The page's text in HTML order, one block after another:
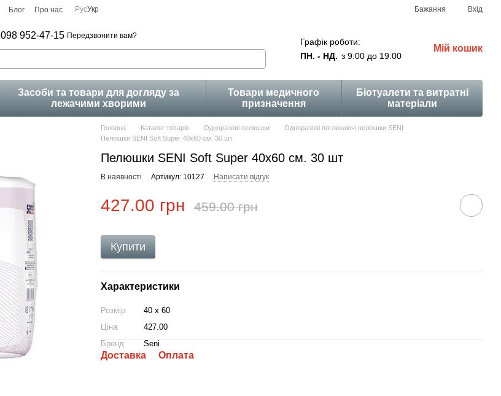
Блог Про нас РусУкр Бажання Вхід
098 952-47-15 Передзвонити вам?
Графік роботи:
ПН. - НД. з 9:00 до 19:00
Мій кошик
Засоби та товари для догляду за
лежачими хворими
Товари медичного
призначення
Біотуалети та витратні
матеріали
Головна Каталог товарів Одноразові пелюшки
Одноразові поглинаючі пелюшки SENI
Пелюшки SENI Soft Super 40x60 см. 30 шт
Пелюшки SENI Soft Super 40x60 см. 30 шт
В наявності Артикул: 10127 Написати відгук
427.00 грн 459.00 грн
Купити
Характеристики
Розмір
40 x 60
Ціна
427.00
Бренд
Seni
Доставка Оплата